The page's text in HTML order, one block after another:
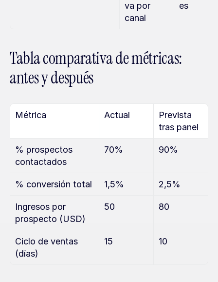
va por
canal
es
Tabla comparativa de métricas:
antes y después
Métrica Actual
Prevista
tras panel
% prospectos
contactados
70% 90%
% conversión total 1,5% 2,5%
Ingresos por
prospecto (USD)
50 80
Ciclo de ventas
(días)
15 10